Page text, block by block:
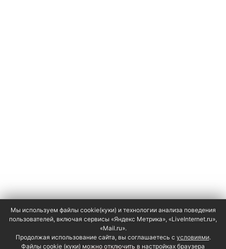
Мы используем файлы cookie(куки) и технологии анализа поведения
пользователей, включая сервисы «Яндекс Метрика», «LiveInternet.ru»,
«Mail.ru».
Продолжая использование сайта, вы соглашаетесь с условиями.
Файлы cookie (куки) можно отключить в настройках браузера